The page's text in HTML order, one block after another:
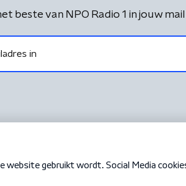
beste van NPO Radio 1 in jouw